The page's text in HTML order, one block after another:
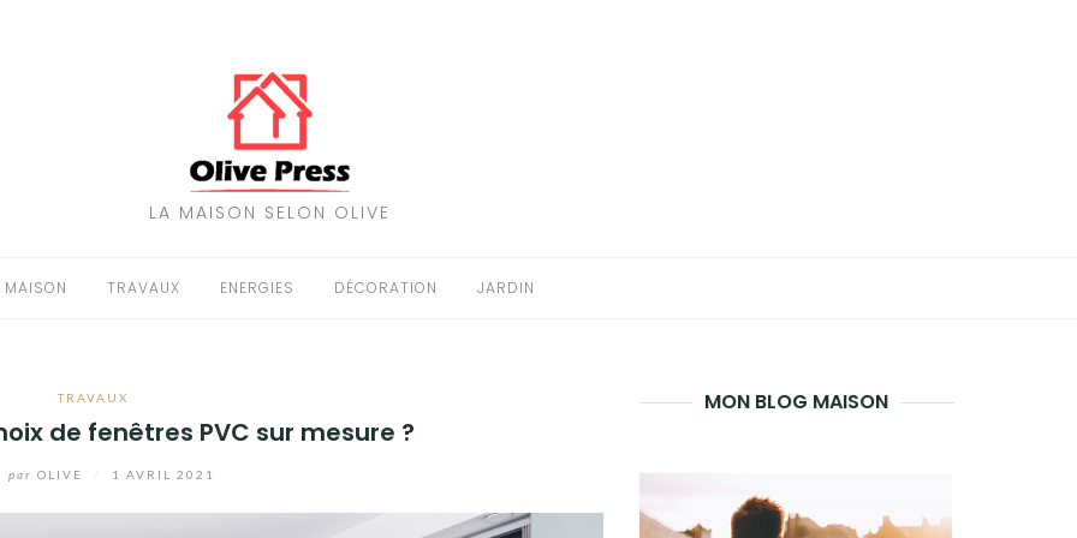
LA MAISON SELON OLIVE
MAISON TRAVAUX ENERGIES DÉCORATION JARDIN
TRAVAUX
de fenêtres PVC sur mesure ?
par OLIVE 1 AVRIL 2021
MON BLOG MAISON